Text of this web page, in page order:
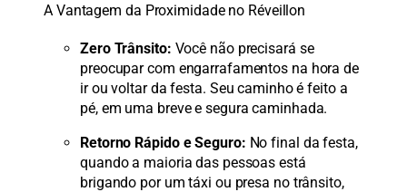
A Vantagem da Proximidade no Réveillon
Zero Trânsito: Você não precisará se
preocupar com engarrafamentos na hora de
ir ou voltar da festa. Seu caminho é feito a
pé, em uma breve e segura caminhada.
Retorno Rápido e Seguro: No final da festa,
quando a maioria das pessoas está
brigando por um táxi ou presa no trânsito,